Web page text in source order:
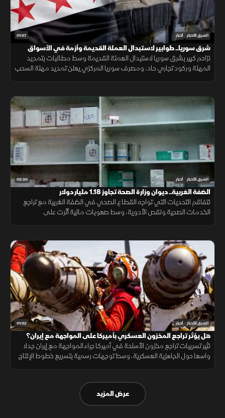
01:37 الشرق للأخبار أخبار
شرق سوريا.. طوابير لاستبدال العملة القديمة وأزمة في الأسواق
تزاحم كبير بشرق سوريا لاستبدال العملة القديمة وسط مطالبات بتمديد
المهلة وركود تجاري حاد، ومصرف سوريا المركزي يعلن تمديد مهلة السحب
02:30 الشرق للأخبار أخبار
الضفة الغربية.. ديوان وزارة الصحة تجاوز 1.18 مليار دولار
تتفاقم التحديات التي تواجه القطاع الصحي في الضفة الغربية مع تراجع
الخدمات الصحية ونقص الأدوية، وسط صعوبات مالية أثرت على
01:32 الشرق للأخبار أخبار
هل يؤثر تراجع المخزون العسكري بأميركا على المواجهة مع إيران؟
تثير تسريبات تراجع مخزون الأسلحة في أميركا جراء المواجهة مع إيران جدلا
واسعا حول الجاهزية العسكرية، وسط توجهات رسمية بتسريع خطوط الإنتاج
عرض المزيد